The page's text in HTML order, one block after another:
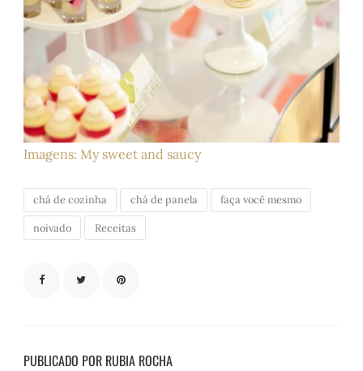
Imagens: My sweet and saucy
chá de cozinha chá de panela faça você mesmo
noivado Receitas
PUBLICADO POR RUBIA ROCHA